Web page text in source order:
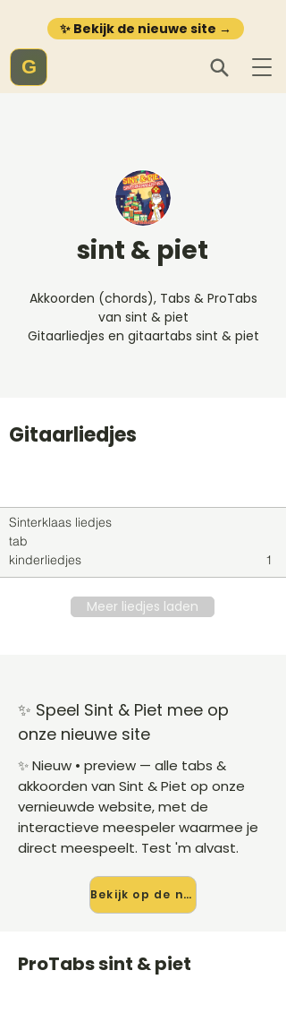
✨ Bekijk de nieuwe site →
G
sint & piet
Akkoorden (chords), Tabs & ProTabs
van sint & piet
Gitaarliedjes en gitaartabs sint & piet
Gitaarliedjes
Sinterklaas liedjes
tab
kinderliedjes
1
Meer liedjes laden
✨ Speel Sint & Piet mee op
onze nieuwe site
✨ Nieuw • preview — alle tabs &
akkoorden van Sint & Piet op onze
vernieuwde website, met de
interactieve meespeler waarmee je
direct meespeelt. Test 'm alvast.
Bekijk op de nieuwe site →
ProTabs sint & piet